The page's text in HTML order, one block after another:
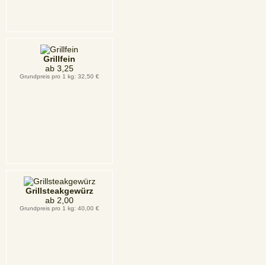
Grillfein
ab 3,25
Grundpreis pro 1 kg: 32,50 €
Grillsteakgewürz
ab 2,00
Grundpreis pro 1 kg: 40,00 €